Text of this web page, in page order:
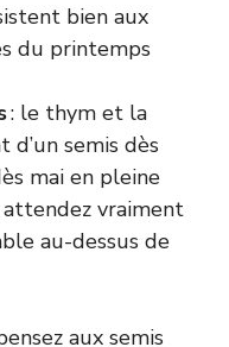
bien aux
du printemps
: le thym et la
d’un semis dès
mai en pleine
vraiment
au-dessus de
aux semis